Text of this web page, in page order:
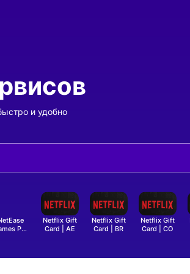
и удобно
карты
- Оплата подарочной карты- Оплата подарочной карты
- Оплата подарочной
-
Pay
Netflix Gift
Card | AE
Netflix Gift
Card | BR
Netflix Gift
Card | CO